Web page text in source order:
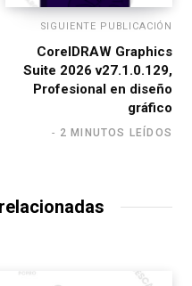
SIGUIENTE PUBLICACIÓN
CorelDRAW Graphics
Suite 2026 v27.1.0.129,
Profesional en diseño
gráfico
2 MINUTOS LEÍDOS